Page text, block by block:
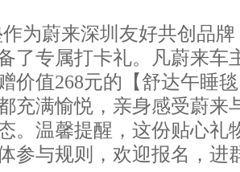
为蔚来深圳友好共创品
了专属打卡礼。凡蔚来车
价值268元的【舒达午睡
充满愉悦，亲身感受蔚来
。温馨提醒，这份贴心礼
参与规则，欢迎报名，进